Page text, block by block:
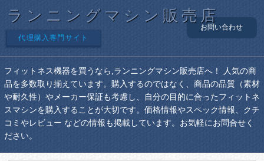
ランニングマシン販売店
代理購入専門サイト
お問い合わせ
フィットネス機器を買うなら,ランニングマシン販売店へ！ 人気の商
品を多数取り揃えています。購入するのではなく、商品の品質（素材
や耐久性）やメーカー保証も考慮し、自分の目的に合ったフィットネ
スマシンを購入することが大切です。価格情報やスペック情報、クチ
コミやレビュー などの情報も掲載しています。お気軽にお問合せく
ださい。